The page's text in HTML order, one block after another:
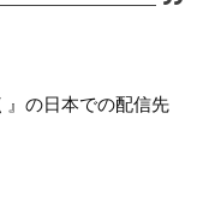
』の日本での配信先